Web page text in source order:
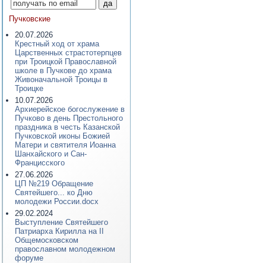
Пучковские
20.07.2026
Крестный ход от храма
Царственных страстотерпцев
при Троицкой Православной
школе в Пучкове до храма
Живоначальной Троицы в
Троицке
10.07.2026
Архиерейское богослужение в
Пучково в день Престольного
праздника в честь Казанской
Пучковской иконы Божией
Матери и святителя Иоанна
Шанхайского и Сан-
Францисского
27.06.2026
ЦП №219 Обращение
Святейшего... ко Дню
молодежи России.docx
29.02.2024
Выступление Святейшего
Патриарха Кирилла на II
Общемосковском
православном молодежном
форуме